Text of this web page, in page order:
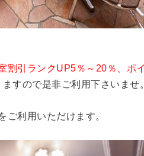
割引ランクUP5％～20％ ポ
すので是非ご利用下さいませ。
ご利用いただけます。